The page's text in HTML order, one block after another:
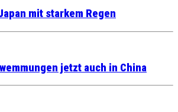
mit starkem Regen
jetzt auch in China